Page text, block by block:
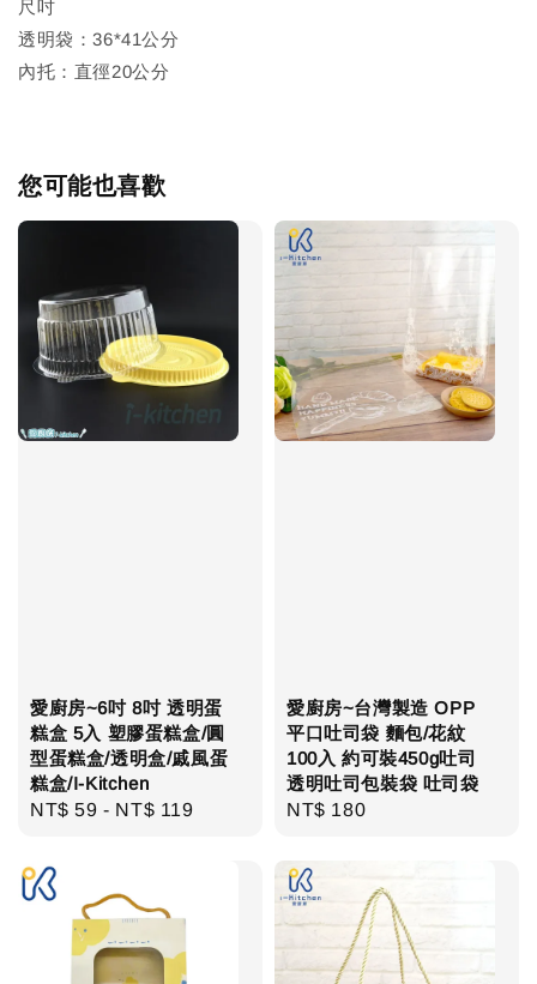
尺吋
透明袋：36*41公分
內托：直徑20公分
您可能也喜歡
愛廚房~6吋 8吋 透明蛋
糕盒 5入 塑膠蛋糕盒/圓
型蛋糕盒/透明盒/戚風蛋
糕盒/I-Kitchen
Regular
NT$ 59 - NT$ 119
愛廚房~台灣製造 OPP
平口吐司袋 麵包/花紋
100入 約可裝450g吐司
透明吐司包裝袋 吐司袋
Regular
NT$ 180